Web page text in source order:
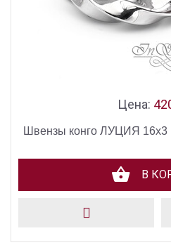
Цена:
Швензы конго ЛУЦИЯ 16х3
В